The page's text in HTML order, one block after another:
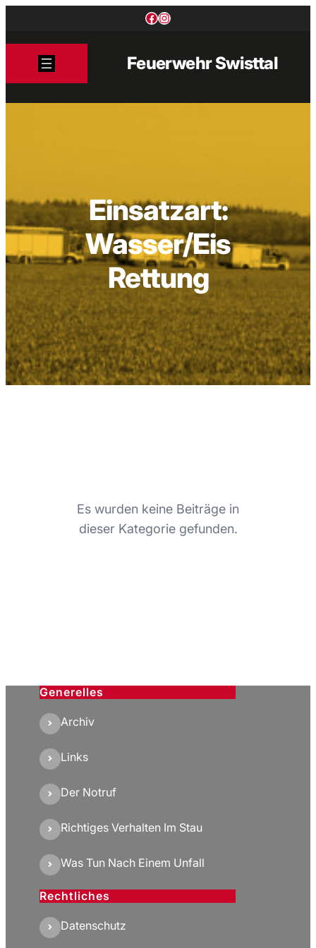
Facebook
Instagram
Feuerwehr Swisttal
Einsatzart:
Wasser/Eis
Rettung
Es wurden keine Beiträge in
dieser Kategorie gefunden.
Generelles
Archiv
Links
Der Notruf
Richtiges Verhalten Im Stau
Was Tun Nach Einem Unfall
Rechtliches
Datenschutz